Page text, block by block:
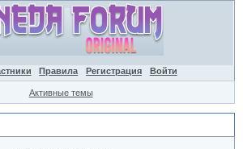
Правила Регистрация Войти
Активные темы